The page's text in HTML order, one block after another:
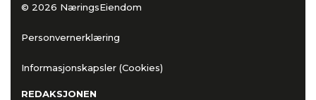
© 2026 NæringsEiendom
Personvernerklæring
Informasjonskapsler (Cookies)
REDAKSJONEN